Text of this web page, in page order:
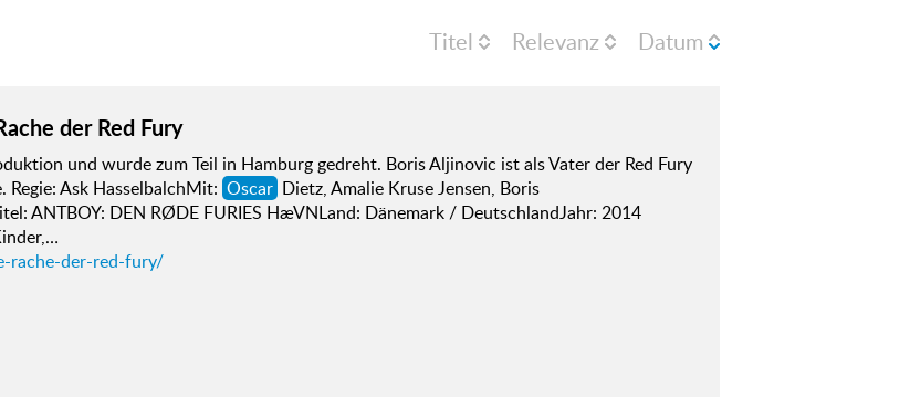
Titel Relevanz Datum
der Red Fury
und wurde zum Teil in Hamburg gedreht. Boris Aljinovic ist als Vater der Red Fury
Regie: Ask HasselbalchMit: Oscar Dietz, Amalie Kruse Jensen, Boris
ANTBOY: DEN RØDE FURIES HæVNLand: Dänemark / DeutschlandJahr: 2014
rache-der-red-fury/